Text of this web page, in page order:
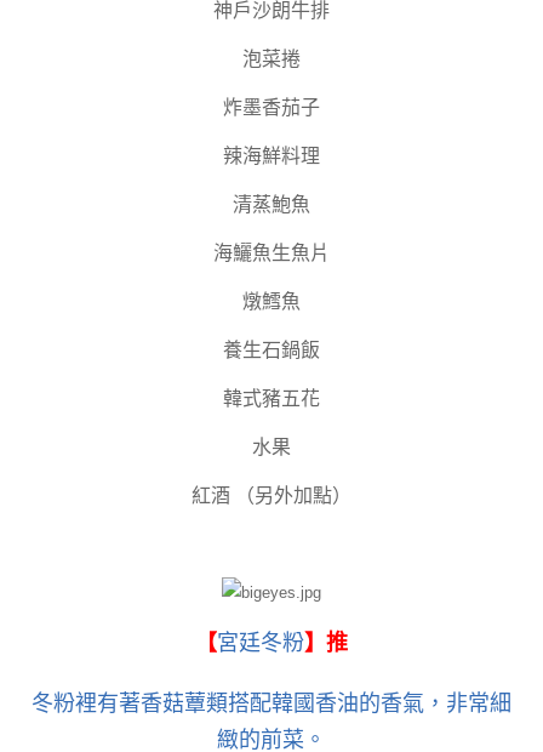
神戶沙朗牛排
泡菜捲
炸墨香茄子
辣海鮮料理
清蒸鮑魚
海鱺魚生魚片
燉鱈魚
養生石鍋飯
韓式豬五花
水果
紅酒 （另外加點）
【宮廷冬粉】推
冬粉裡有著香菇蕈類搭配韓國香油的香氣，非常細
緻的前菜。